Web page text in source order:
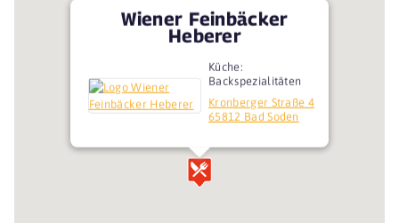
Wiener Feinbäcker
Heberer
Küche:
Backspezialitäten
Kronberger Straße 4
65812 Bad Soden